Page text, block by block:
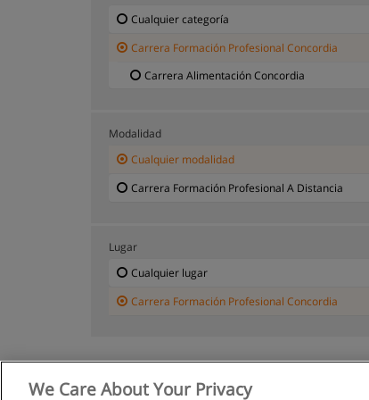
Cualquier categoría
Carrera Formación Profesional Concordia
Carrera Alimentación Concordia
Modalidad
Cualquier modalidad
Carrera Formación Profesional A Distancia
Lugar
Cualquier lugar
Carrera Formación Profesional Concordia
We Care About Your Privacy